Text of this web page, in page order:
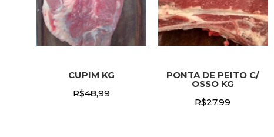
CUPIM KG
R$48,99
PONTA DE PEITO C/
OSSO KG
R$27,99